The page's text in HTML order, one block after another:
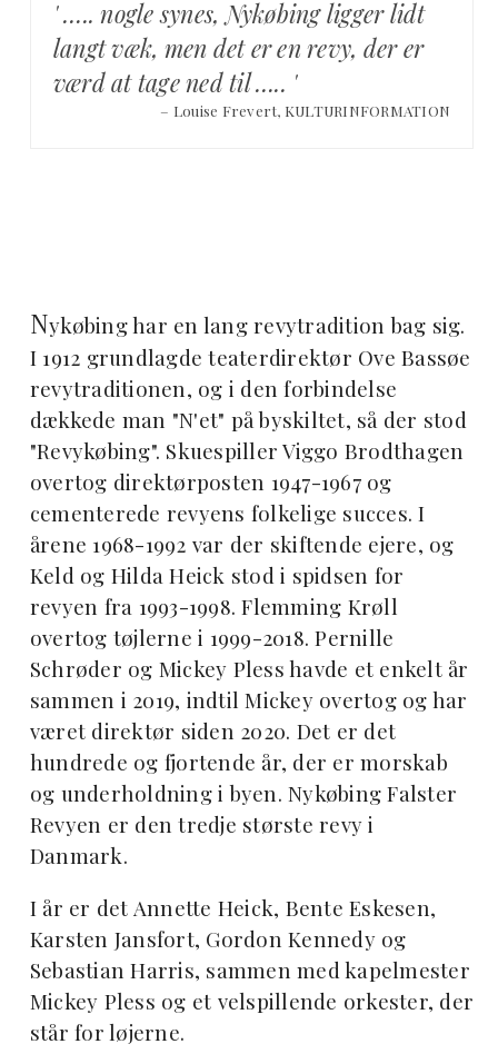
' ….. nogle synes, Nykøbing ligger lidt
langt væk, men det er en revy, der er
værd at tage ned til ….. '
– Louise Frevert, KULTURINFORMATION
Nykøbing har en lang revytradition bag sig.
I 1912 grundlagde teaterdirektør Ove Bassøe
revytraditionen, og i den forbindelse
dækkede man "N'et" på byskiltet, så der stod
"Revykøbing". Skuespiller Viggo Brodthagen
overtog direktørposten 1947-1967 og
cementerede revyens folkelige succes. I
årene 1968-1992 var der skiftende ejere, og
Keld og Hilda Heick stod i spidsen for
revyen fra 1993-1998. Flemming Krøll
overtog tøjlerne i 1999-2018. Pernille
Schrøder og Mickey Pless havde et enkelt år
sammen i 2019, indtil Mickey overtog og har
været direktør siden 2020. Det er det
hundrede og fjortende år, der er morskab
og underholdning i byen. Nykøbing Falster
Revyen er den tredje største revy i
Danmark.
I år er det Annette Heick, Bente Eskesen,
Karsten Jansfort, Gordon Kennedy og
Sebastian Harris, sammen med kapelmester
Mickey Pless og et velspillende orkester, der
står for løjerne.